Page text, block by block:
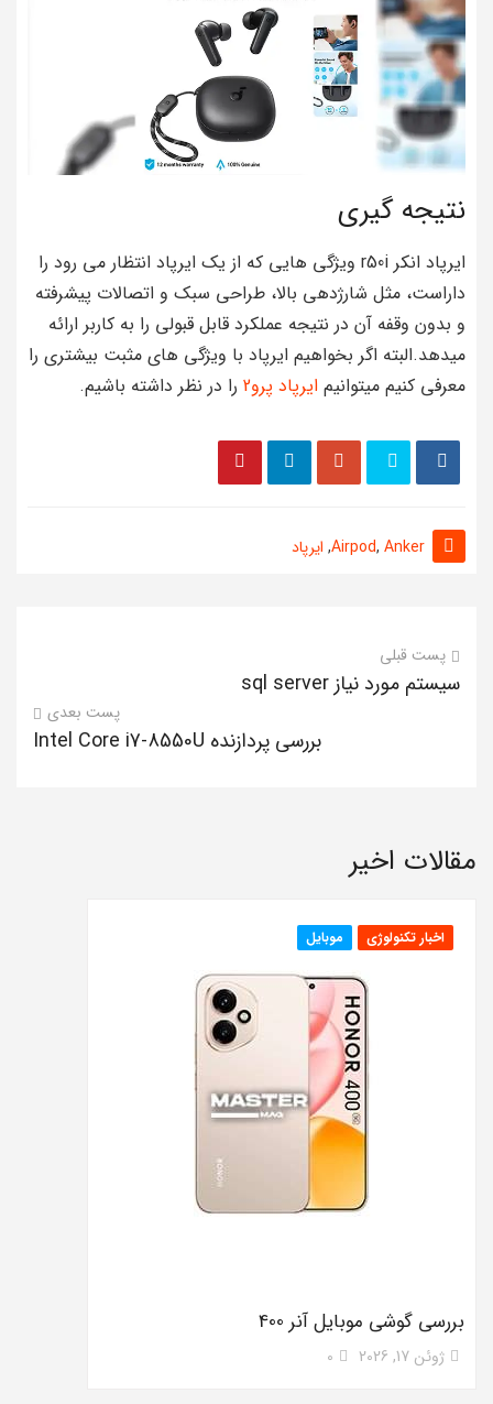
نتیجه گیری
ایرپاد انکر r50i ویژگی هایی که از یک ایرپاد انتظار می رود را
داراست، مثل شارژدهی بالا، طراحی سبک و اتصالات پیشرفته
و بدون وقفه آن در نتیجه عملکرد قابل قبولی را به کاربر ارائه
میدهد.البته اگر بخواهیم ایرپاد با ویژگی های مثبت بیشتری را
معرفی کنیم میتوانیم ایرپاد پرو2 را در نظر داشته باشیم.
Airpod, Anker
, ایرپاد
پست قبلی
سیستم مورد نیاز sql server
پست بعدی
بررسی پردازنده Intel Core i7-8550U
مقالات اخیر
اخبار تکنولوژی موبایل
بررسی گوشی موبایل آنر 400
ژوئن 17, 2026 0